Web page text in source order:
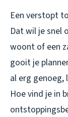
Een verstopt
Dat wil je snel
woont of een
gooit je
al erg genoeg,
Hoe vind je in